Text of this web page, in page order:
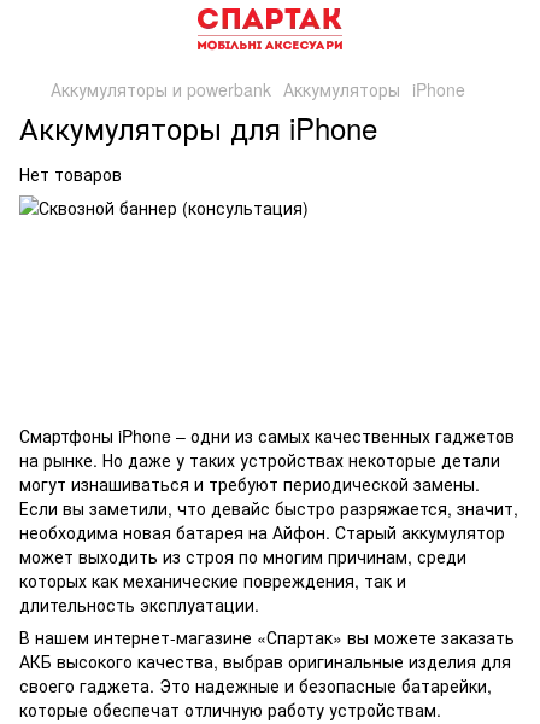
Аккумуляторы и powerbank Аккумуляторы iPhone
Аккумуляторы для iPhone
Нет товаров
Смартфоны iPhone – одни из самых качественных гаджетов
на рынке. Но даже у таких устройствах некоторые детали
могут изнашиваться и требуют периодической замены.
Если вы заметили, что девайс быстро разряжается, значит,
необходима новая батарея на Айфон. Старый аккумулятор
может выходить из строя по многим причинам, среди
которых как механические повреждения, так и
длительность эксплуатации.
В нашем интернет-магазине «Спартак» вы можете заказать
АКБ высокого качества, выбрав оригинальные изделия для
своего гаджета. Это надежные и безопасные батарейки,
которые обеспечат отличную работу устройствам.